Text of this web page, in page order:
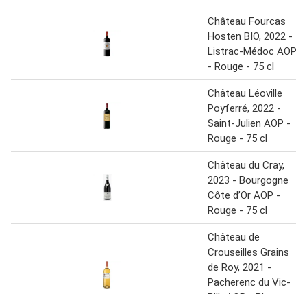
Château Fourcas
Hosten BIO, 2022 -
Listrac-Médoc AOP
- Rouge - 75 cl
Château Léoville
Poyferré, 2022 -
Saint-Julien AOP -
Rouge - 75 cl
Château du Cray,
2023 - Bourgogne
Côte d’Or AOP -
Rouge - 75 cl
Château de
Crouseilles Grains
de Roy, 2021 -
Pacherenc du Vic-